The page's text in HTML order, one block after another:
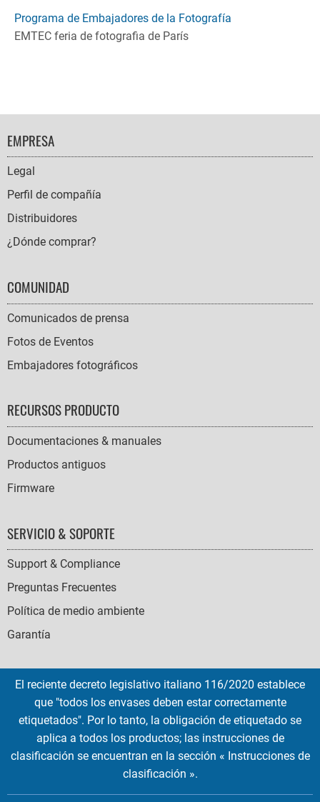
Programa de Embajadores de la Fotografía
EMTEC feria de fotografia de París
FOOTER
NAVIGATION
EMPRESA
Legal
Perfil de compañía
Distribuidores
¿Dónde comprar?
COMUNIDAD
Comunicados de prensa
Fotos de Eventos
Embajadores fotográficos
RECURSOS PRODUCTO
Documentaciones & manuales
Productos antiguos
Firmware
SERVICIO & SOPORTE
Support & Compliance
Preguntas Frecuentes
Política de medio ambiente
Garantía
SOCIAL
ICONS
English French Deutsch Italian Español
Copyright © 2026 EMTEC, All rights reserved.
El reciente decreto legislativo italiano 116/2020 establece
que "todos los envases deben estar correctamente
etiquetados". Por lo tanto, la obligación de etiquetado se
aplica a todos los productos; las instrucciones de
clasificación se encuentran en la sección « Instrucciones de
clasificación ».